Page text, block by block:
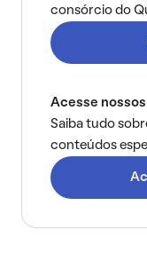
consórcio do
Acesse nossos
Saiba tudo
conteúdos